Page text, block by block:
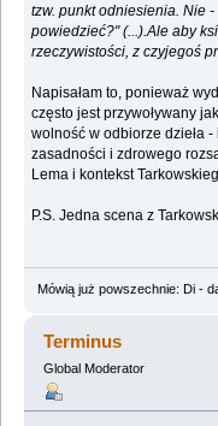
tzw. punkt odniesienia. Nie
powiedzieć?" (...).Ale aby
rzeczywistości, z czyjegoś
Napisałam to, ponieważ
często jest przywoływany
wolność w odbiorze dzieła
zasadności i zdrowego
Lema i kontekst
P.S. Jedna scena z
Mówią już powszechnie: Di -
Terminus
Global Moderator